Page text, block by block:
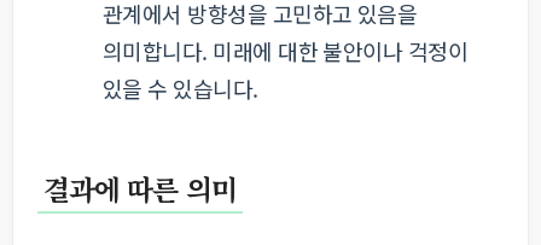
관계에서 방향성을 고민하고 있음을
의미합니다. 미래에 대한 불안이나 걱정이
있을 수 있습니다.
결과에 따른 의미